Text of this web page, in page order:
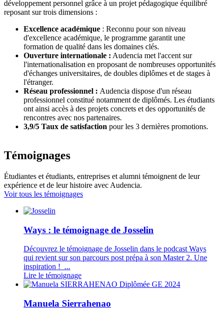
développement personnel grâce à un projet pédagogique équilibré
reposant sur trois dimensions :
Excellence académique : Reconnu pour son niveau
d'excellence académique, le programme garantit une
formation de qualité dans les domaines clés.
Ouverture internationale : Audencia met l'accent sur
l'internationalisation en proposant de nombreuses opportunités
d'échanges universitaires, de doubles diplômes et de stages à
l'étranger.
Réseau professionnel : Audencia dispose d'un réseau
professionnel constitué notamment de diplômés. Les étudiants
ont ainsi accès à des projets concrets et des opportunités de
rencontres avec nos partenaires.
3,9/5 Taux de satisfaction pour les 3 dernières promotions.
Témoignages
Étudiantes et étudiants, entreprises et alumni témoignent de leur
expérience et de leur histoire avec Audencia.
Voir tous les témoignages
Ways : le témoignage de Josselin
Découvrez le témoignage de Josselin dans le podcast Ways
qui revient sur son parcours post prépa à son Master 2. Une
inspiration ! ...
Lire le témoignage
Manuela Sierrahenao